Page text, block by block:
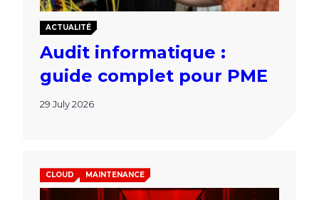
ACTUALITÉ
Audit informatique :
guide complet pour PME
29 July 2026
CLOUD MAINTENANCE